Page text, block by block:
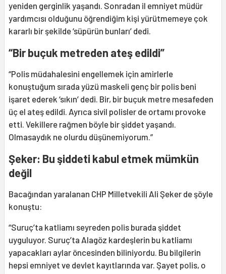
yeniden gerginlik yaşandı. Sonradan il emniyet müdür
yardımcısı olduğunu öğrendiğim kişi yürütmemeye çok
kararlı bir şekilde ‘süpürün bunları’ dedi.
“Bir buçuk metreden ateş edildi”
“Polis müdahalesini engellemek için amirlerle
konuştuğum sırada yüzü maskeli genç bir polis beni
işaret ederek ‘sıkın’ dedi. Bir, bir buçuk metre mesafeden
üç el ateş edildi. Ayrıca sivil polisler de ortamı provoke
etti. Vekillere rağmen böyle bir şiddet yaşandı.
Olmasaydık ne olurdu düşünemiyorum.”
Şeker: Bu şiddeti kabul etmek mümkün
değil
Bacağından yaralanan CHP Milletvekili Ali Şeker de şöyle
konuştu:
“Suruç’ta katliamı seyreden polis burada şiddet
uyguluyor. Suruç’ta Alagöz kardeşlerin bu katliamı
yapacakları aylar öncesinden biliniyordu. Bu bilgilerin
hepsi emniyet ve devlet kayıtlarında var. Şayet polis, o